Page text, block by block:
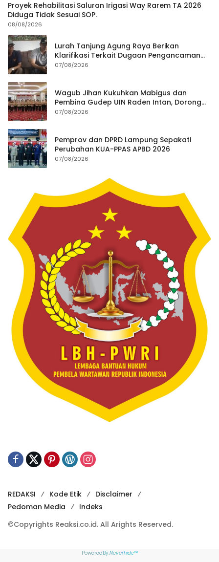
Proyek Rehabilitasi Saluran Irigasi Way Rarem TA 2026
Diduga Tidak Sesuai SOP.
08/08/2026
Lurah Tanjung Agung Raya Berikan
Klarifikasi Terkait Dugaan Pengancaman
Antar Warga Yang Berujung Laporan ke
07/08/2026
Wagub Jihan Kukuhkan Mabigus dan
Pembina Gudep UIN Raden Intan, Dorong
Penguatan Karakter Generasi Muda
07/08/2026
Pemprov dan DPRD Lampung Sepakati
Perubahan KUA-PPAS APBD 2026
07/08/2026
REDAKSI Kode Etik
Disclaimer
Pedoman Media
Indeks
©Copyrights Reaksi.co.id. All Arights Reserved.
PoweredBy:Neverhide™